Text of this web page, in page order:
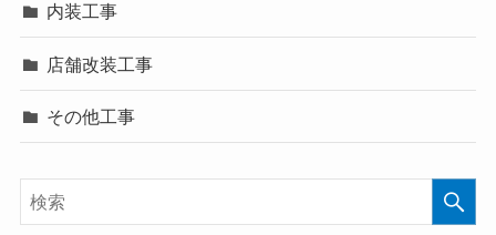
内装工事
店舗改装工事
その他工事